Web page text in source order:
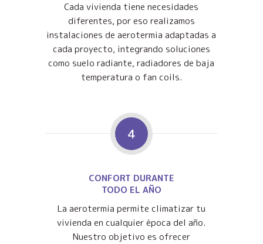
Cada vivienda tiene necesidades
diferentes, por eso realizamos
instalaciones de aerotermia adaptadas a
cada proyecto, integrando soluciones
como suelo radiante, radiadores de baja
temperatura o fan coils.
4
CONFORT DURANTE
TODO EL AÑO
La aerotermia permite climatizar tu
vivienda en cualquier época del año.
Nuestro objetivo es ofrecer